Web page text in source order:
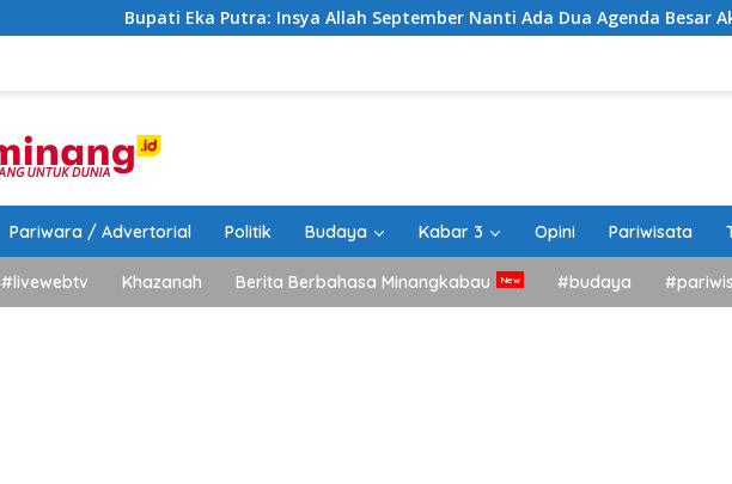
Bupati Eka Putra: Insya Allah September Nanti Ada Dua Agenda Besar Akan Kita
Pariwara / Advertorial Politik Budaya Kabar 3 Opini Pariwisata
#livewebtv Khazanah Berita Berbahasa Minangkabau #budaya